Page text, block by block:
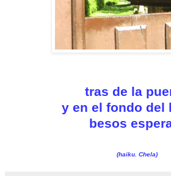
tras de la
y en el fondo del
besos
(haiku. Chela)